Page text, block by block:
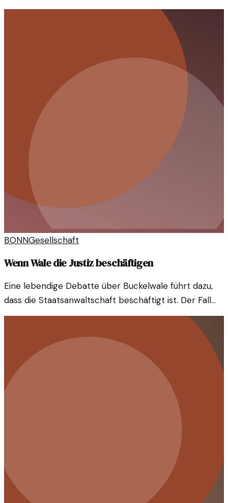
Frauenrechten diskutiert. Ein Aufruf zur Solidarität und
BONNGesellschaft
Wenn Wale die Justiz beschäftigen
Eine lebendige Debatte über Buckelwale führt dazu,
dass die Staatsanwaltschaft beschäftigt ist. Der Fall
zeigt, wie Natur und Recht miteinander verwoben sind.